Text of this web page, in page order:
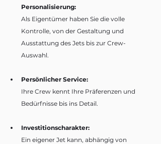
Personalisierung:
Als Eigentümer haben Sie die volle
Kontrolle, von der Gestaltung und
Ausstattung des Jets bis zur Crew-
Auswahl.
Persönlicher Service:
Ihre Crew kennt Ihre Präferenzen und
Bedürfnisse bis ins Detail.
Investitionscharakter:
Ein eigener Jet kann, abhängig von